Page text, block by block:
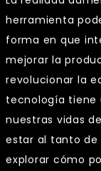
herramienta
forma en que
mejorar la
revolucionar la
tecnología tiene
nuestras vidas
estar al tanto de
explorar cómo